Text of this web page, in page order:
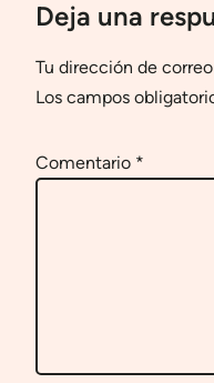
Deja una
Tu dirección de
Los campos
Comentario *